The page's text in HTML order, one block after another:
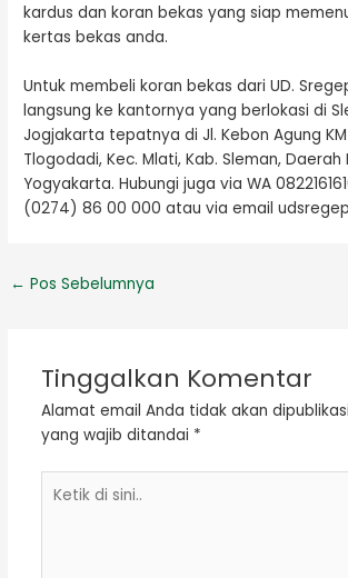
kardus dan koran bekas yang siap
kertas bekas anda.
Untuk membeli koran bekas dari UD.
langsung ke kantornya yang berlokasi di
Jogjakarta tepatnya di Jl. Kebon Agung
Tlogodadi, Kec. Mlati, Kab. Sleman,
Yogyakarta. Hubungi juga via WA
(0274) 86 00 000 atau via email
← Pos Sebelumnya
Tinggalkan Komentar
Alamat email Anda tidak akan
yang wajib ditandai *